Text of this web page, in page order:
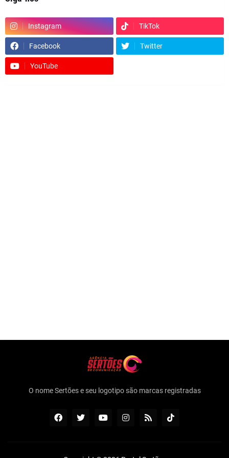
Instagram TikTok
Facebook Twitter
YouTube
O nome Sertões e seu logotipo são marcas registradas